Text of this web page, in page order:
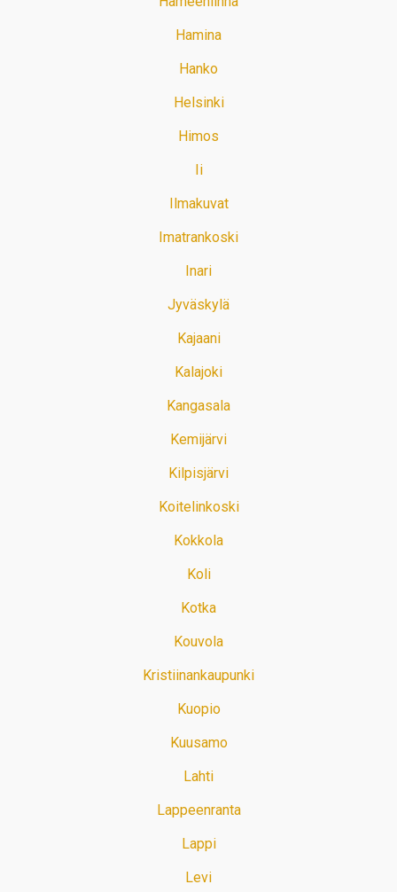
Hamina
Hanko
Helsinki
Himos
Ii
Ilmakuvat
Imatrankoski
Inari
Jyväskylä
Kajaani
Kalajoki
Kangasala
Kemijärvi
Kilpisjärvi
Koitelinkoski
Kokkola
Koli
Kotka
Kouvola
Kristiinankaupunki
Kuopio
Kuusamo
Lahti
Lappeenranta
Lappi
Levi